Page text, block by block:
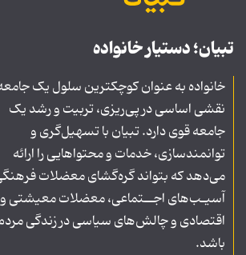
تبیان؛ دستیار خانواده
خانواده به عنوان کوچکترین سلول یک
نقشی اساسی در پی‌ریزی، تربیت و رشد یک
جامعه قوی دارد. تبیان با تسهیل‌گری و
توانمندسازی، خدمات و محتواهایی را ارائه
می‌دهد که بتواند گره‌گشای معضلات
آسیـب‌های اجــتماعی، معضلات معیشتی و
اقتصادی و چالش‌های سیاسی در زندگی
باشد.